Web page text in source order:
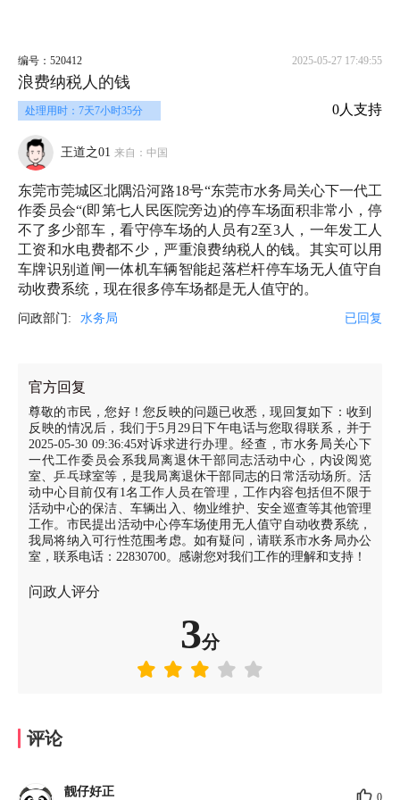
编号：520412 2025-05-27 17:49:55
浪费纳税人的钱
处理用时：7天7小时35分 0人支持
王道之01 来自：中国
东莞市莞城区北隅沿河路18号“东莞市水务局关心下一代工
作委员会“(即第七人民医院旁边)的停车场面积非常小，停
不了多少部车，看守停车场的人员有2至3人，一年发工人
工资和水电费都不少，严重浪费纳税人的钱。其实可以用
车牌识别道闸一体机车辆智能起落栏杆停车场无人值守自
动收费系统，现在很多停车场都是无人值守的。
问政部门: 水务局 已回复
官方回复
尊敬的市民，您好！您反映的问题已收悉，现回复如下：收到
反映的情况后，我们于5月29日下午电话与您取得联系，并于
2025-05-30 09:36:45对诉求进行办理。经查，市水务局关心下
一代工作委员会系我局离退休干部同志活动中心，内设阅览
室、乒乓球室等，是我局离退休干部同志的日常活动场所。活
动中心目前仅有1名工作人员在管理，工作内容包括但不限于
活动中心的保洁、车辆出入、物业维护、安全巡查等其他管理
工作。市民提出活动中心停车场使用无人值守自动收费系统，
我局将纳入可行性范围考虑。如有疑问，请联系市水务局办公
室，联系电话：22830700。感谢您对我们工作的理解和支持！
问政人评分
3分
评论
靓仔好正 0